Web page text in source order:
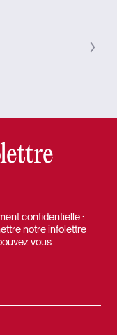
confidentielle :
notre infolettre
vous